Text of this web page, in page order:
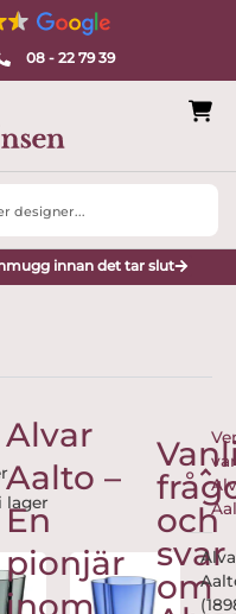
08 - 22 79 39
innan det tar slut
Alvar
Aalto –
En
pionjär
inom
och
svar
om